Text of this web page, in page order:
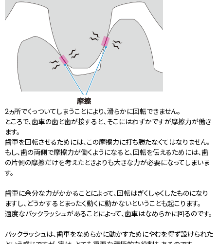
2ヵ所でくっついてしまうことにより、滑らかに回転できません。
ところで、歯車の歯と歯が接すると、そこにはわずかですが摩擦力が働き
ます。
歯車を回転させるためには、この摩擦力に打ち勝たなくてはなりません。
もし、歯の両側で摩擦力が働くようになると、回転を伝えるためには、歯
の片側の摩擦だけを考えたときよりも大きな力が必要になってしまいま
す。
歯車に余分な力がかかることによって、回転はぎくしゃくしたものになり
ますし、どうかするとまったく動くに動かないということも起こります。
適度なバックラッシュがあることによって、歯車はなめらかに回るのです。
バックラッシュは、歯車をなめらかに動かすためにやむを得ず設けられた